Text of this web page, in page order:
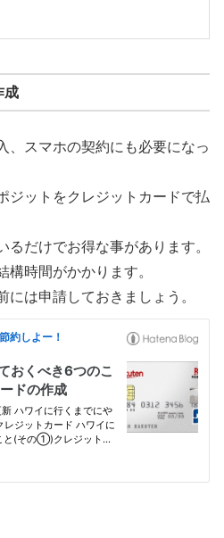
成
、スマホの契約にも必要になっ
ジットをクレジットカードで払
るだけでお得な事があります。
構時間がかかります。
には申請しておきましょう。